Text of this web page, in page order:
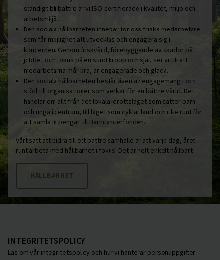
ständigt bli bättre är vi ISO-certifierade i kvalitet, miljö och
arbetsmiljö.
Den sociala hållbarheten innebär för oss friska medarbetare
som får möjlighet att utvecklas och engagera sig i
koncernen. Genom friskvård, förebyggande av skador på
jobbet och fokus på en sund kropp och själ, ser vi till att
medarbetarna mår bra, är engagerade och glada.
Den sociala hållbarheten består även av engagemang i och
stöd till organisationer som verkar för en bättre värld. Det
handlar om allt från det lokala idrottslaget som sätter barn
och unga i centrum, till laget som cyklar land och rike runt för
att samla in pengar till Barncancerfonden.
Vårt sätt att bidra till ett bättre samhälle är att varje dag, året
runt arbeta med hållbarhet i fokus. Det är helt enkelt hållbart.
HÅLLBARHET
INTEGRITETSPOLICY
Läs om vår integritetspolicy och hur vi hanterar personuppgifter